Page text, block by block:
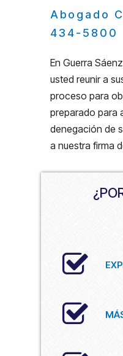
Abogado
434-5800
En Guerra
usted reunir a
proceso para
preparado para
denegación de
a nuestra firma